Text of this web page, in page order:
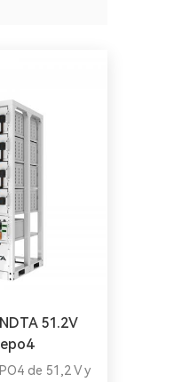
51.2V
de 51,2 V y